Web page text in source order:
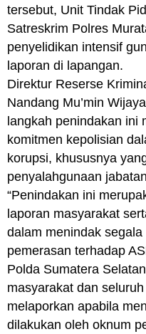
tersebut, Unit Tindak
Satreskrim Polres
penyelidikan intensif
laporan di lapangan.
Direktur Reserse
Nandang Mu’min
langkah penindakan ini
komitmen kepolisian
korupsi, khususnya
penyalahgunaan
“Penindakan ini
laporan masyarakat
dalam menindak
pemerasan terhadap
Polda Sumatera
masyarakat dan
melaporkan apabila
dilakukan oleh oknum